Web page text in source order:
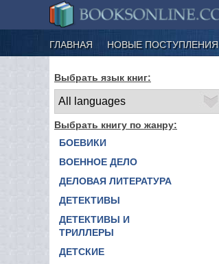
ГЛАВНАЯ НОВЫЕ ПОСТУПЛЕНИЯ
Выбрать язык книг:
Выбрать книгу по жанру:
БОЕВИКИ
ВОЕННОЕ ДЕЛО
ДЕЛОВАЯ ЛИТЕРАТУРА
ДЕТЕКТИВЫ
ДЕТЕКТИВЫ И
ТРИЛЛЕРЫ
ДЕТСКИЕ